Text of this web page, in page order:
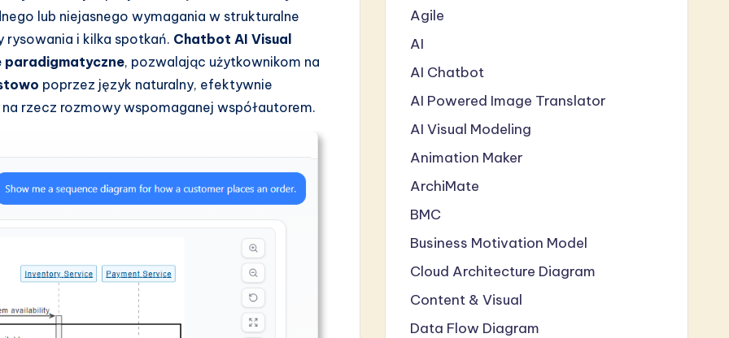
lub niejasnego wymagania w strukturalne
i kilka spotkań. Chatbot AI Visual
paradigmatyczne, pozwalając użytkownikom na
poprzez język naturalny, efektywnie
rzecz rozmowy wspomaganej współautorem.
Agile
AI
AI Chatbot
AI Powered Image Translator
AI Visual Modeling
Animation Maker
ArchiMate
BMC
Business Motivation Model
Cloud Architecture Diagram
Content & Visual
Data Flow Diagram